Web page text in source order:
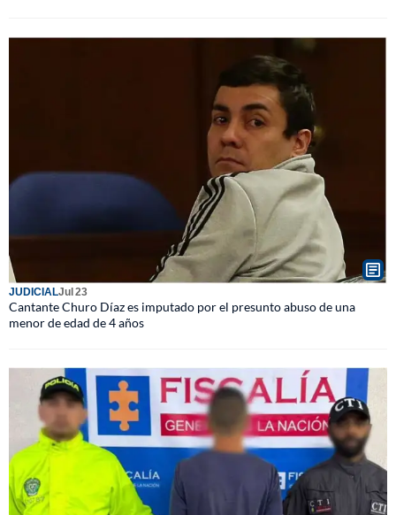
JUDICIALJul 23
Cantante Churo Díaz es imputado por el presunto abuso de una
menor de edad de 4 años